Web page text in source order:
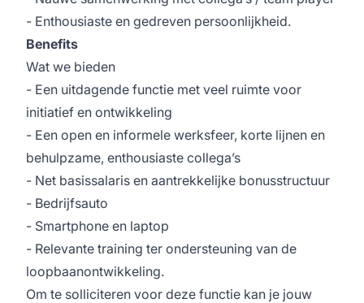
- Enthousiaste en gedreven persoonlijkheid.
Benefits
Wat we bieden
- Een uitdagende functie met veel ruimte voor
initiatief en ontwikkeling
- Een open en informele werksfeer, korte lijnen en
behulpzame, enthousiaste collega’s
- Net basissalaris en aantrekkelijke bonusstructuur
- Bedrijfsauto
- Smartphone en laptop
- Relevante training ter ondersteuning van de
loopbaanontwikkeling.
Om te solliciteren voor deze functie kan je jouw